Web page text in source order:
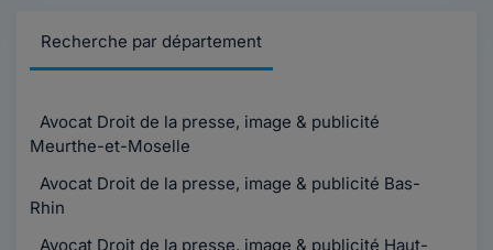
Recherche par département
Avocat Droit de la presse, image & publicité
Meurthe-et-Moselle
Avocat Droit de la presse, image & publicité Bas-
Rhin
Avocat Droit de la presse, image & publicité Haut-